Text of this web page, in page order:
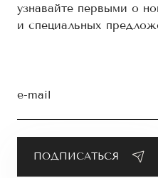
узнавайте первыми о
и специальных
e-mail